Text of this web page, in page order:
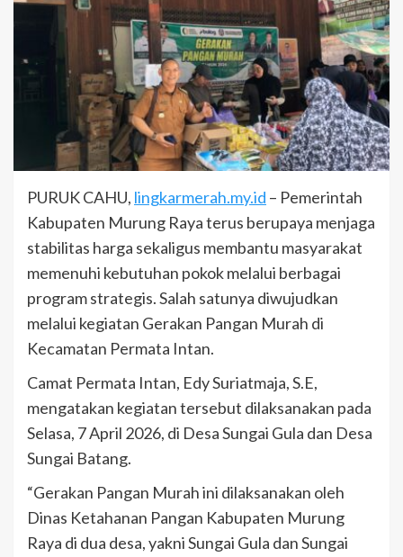
PURUK CAHU, lingkarmerah.my.id – Pemerintah
Kabupaten Murung Raya terus berupaya menjaga
stabilitas harga sekaligus membantu masyarakat
memenuhi kebutuhan pokok melalui berbagai
program strategis. Salah satunya diwujudkan
melalui kegiatan Gerakan Pangan Murah di
Kecamatan Permata Intan.
Camat Permata Intan, Edy Suriatmaja, S.E,
mengatakan kegiatan tersebut dilaksanakan pada
Selasa, 7 April 2026, di Desa Sungai Gula dan Desa
Sungai Batang.
“Gerakan Pangan Murah ini dilaksanakan oleh
Dinas Ketahanan Pangan Kabupaten Murung
Raya di dua desa, yakni Sungai Gula dan Sungai